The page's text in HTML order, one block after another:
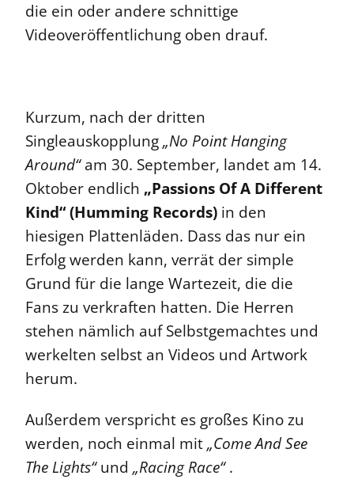
die ein oder andere schnittige
Videoveröffentlichung oben drauf.
Kurzum, nach der dritten
Singleauskopplung„No Point Hanging
Around“am 30. September, landet am 14.
Oktober endlich „Passions Of A Different
Kind“ (Humming Records) in den
hiesigen Plattenläden. Dass das nur ein
Erfolg werden kann, verrät der simple
Grund für die lange Wartezeit, die die
Fans zu verkraften hatten. Die Herren
stehen nämlich auf Selbstgemachtes und
werkelten selbst an Videos und Artwork
herum.
Außerdem verspricht es großes Kino zu
werden, noch einmal mit„Come And See
The Lights“und „Racing Race“.